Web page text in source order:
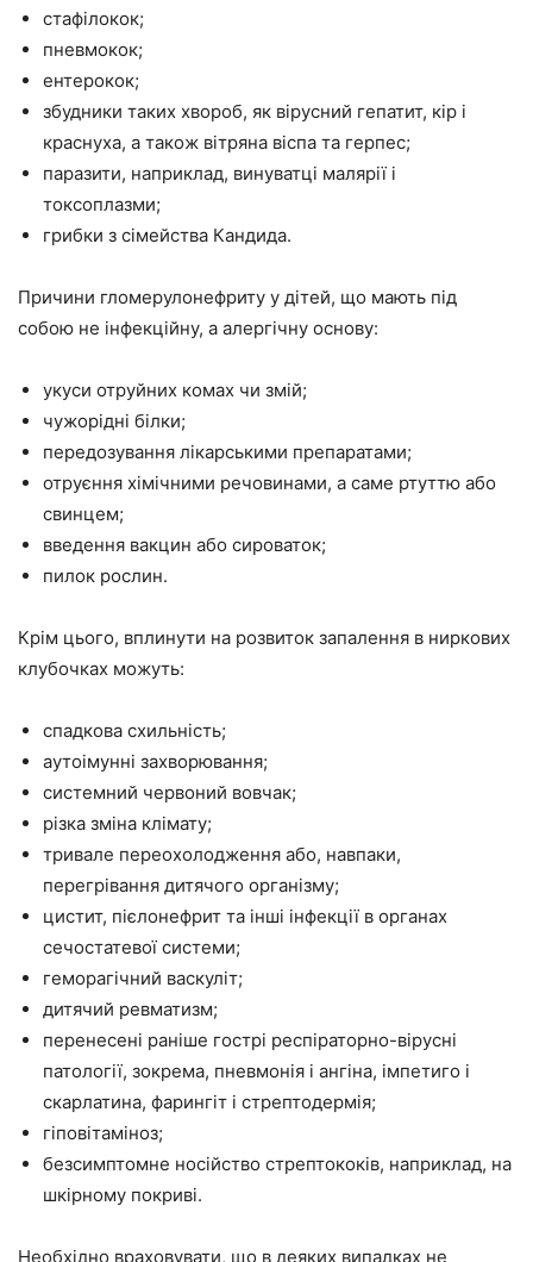
стафілокок;
пневмокок;
ентерокок;
збудники таких хвороб, як вірусний гепатит, кір і
краснуха, а також вітряна віспа та герпес;
паразити, наприклад, винуватці малярії і
токсоплазми;
грибки з сімейства Кандида.
Причини гломерулонефриту у дітей, що мають під
собою не інфекційну, а алергічну основу:
укуси отруйних комах чи змій;
чужорідні білки;
передозування лікарськими препаратами;
отруєння хімічними речовинами, а саме ртуттю або
свинцем;
введення вакцин або сироваток;
пилок рослин.
Крім цього, вплинути на розвиток запалення в ниркових
клубочках можуть:
спадкова схильність;
аутоімунні захворювання;
системний червоний вовчак;
різка зміна клімату;
тривале переохолодження або, навпаки,
перегрівання дитячого організму;
цистит, пієлонефрит та інші інфекції в органах
сечостатевої системи;
геморагічний васкуліт;
дитячий ревматизм;
перенесені раніше гострі респіраторно-вірусні
патології, зокрема, пневмонія і ангіна, імпетиго і
скарлатина, фарингіт і стрептодермія;
гіповітаміноз;
безсимптомне носійство стрептококів, наприклад, на
шкірному покриві.
Необхідно враховувати, що в деяких випадках не